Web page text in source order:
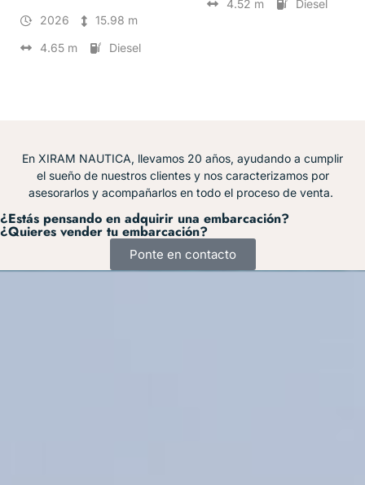
2026
15.98 m
4.65 m
Diesel
4.52 m Diesel
En XIRAM NAUTICA, llevamos 20 años, ayudando a cumplir
el sueño de nuestros clientes y nos caracterizamos por
asesorarlos y acompañarlos en todo el proceso de venta.
¿Estás pensando en adquirir una embarcación?
¿Quieres vender tu embarcación?
Ponte en contacto